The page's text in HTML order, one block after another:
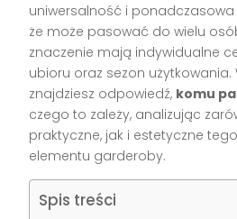
uniwersalność i
że może pasować do wielu
znaczenie mają indywidualne
ubioru oraz sezon użytkowania.
znajdziesz odpowiedź, komu
czego to zależy, analizując
praktyczne, jak i estetyczne
elementu garderoby.
Spis treści